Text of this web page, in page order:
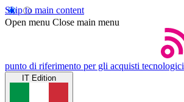
Skip to main content
Open menu Close main menu
punto di riferimento per gli acquisti tecnologici
IT Edition